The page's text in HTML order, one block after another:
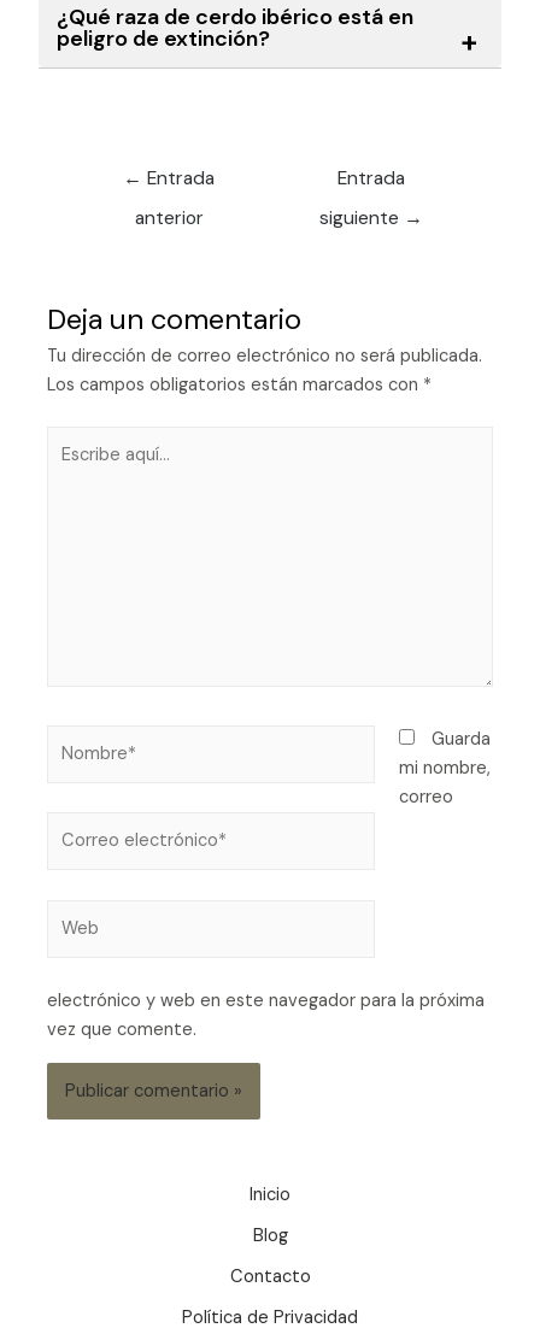
¿Qué raza de cerdo ibérico está en
peligro de extinción?
← Entrada
anterior
Entrada
siguiente →
Deja un comentario
Tu dirección de correo electrónico no será publicada.
Los campos obligatorios están marcados con *
Guarda
mi nombre,
correo
electrónico y web en este navegador para la próxima
vez que comente.
Inicio
Blog
Contacto
Política de Privacidad